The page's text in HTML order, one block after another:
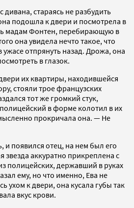
дивана, стараясь не разбудить
подошла к двери и посмотрела в
мадам Фонтен, перебирающую в
она увидела нечто такое, что
ужасе отпрянуть назад. Дрожа, она
в глазок.
их квартиры, находившейся
стояли трое французских
тот же громкий стук,
в форме колотил в их
прокричала она. — Не
и появился отец, на нем был его
звезда аккуратно прикреплена с
полицейских, державший в руках
ему, но что именно, Ева не
ухом к двери, она кусала губы так
вкус крови.